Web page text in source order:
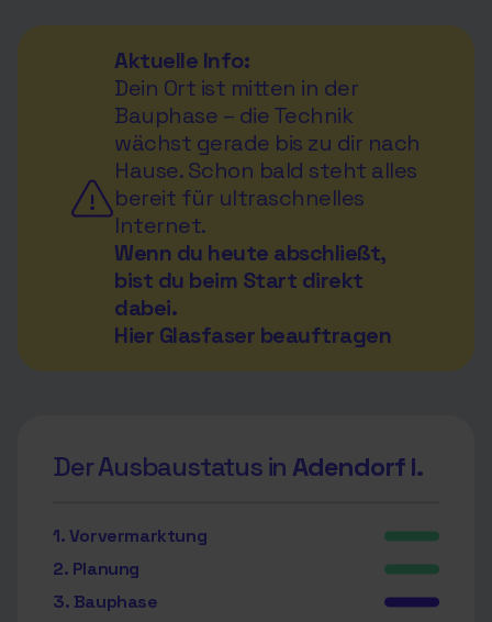
Aktuelle Info:
Dein Ort ist mitten in der
Bauphase – die Technik
wächst gerade bis zu dir nach
Hause. Schon bald steht alles
bereit für ultraschnelles
Internet.
Wenn du heute abschließt,
bist du beim Start direkt
dabei.
Hier Glasfaser beauftragen
Der Ausbaustatus in Adendorf I.
1. Vorvermarktung
2. Planung
3. Bauphase